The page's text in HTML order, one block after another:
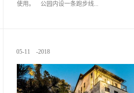
使用。 公园内设一条跑步线...
路，线路极具特色，线路整个标识了跑步距
2018
-
05-11